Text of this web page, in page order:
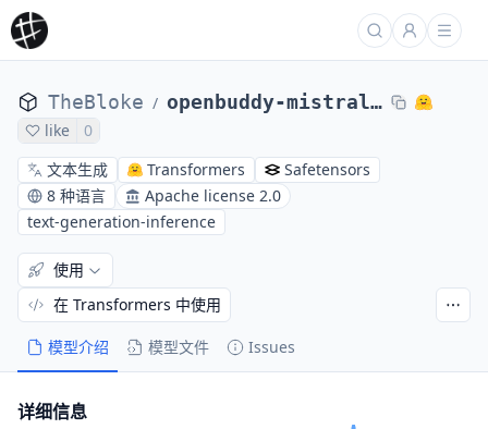
TheBloke / openbuddy-mistral-7B-v13-base-AWQ
like
0
文本生成
Transformers
Safetensors
8 种语言
Apache license 2.0
text-generation-inference
模型介绍 模型文件 Issues
使用
在 Transformers 中使用
详细信息